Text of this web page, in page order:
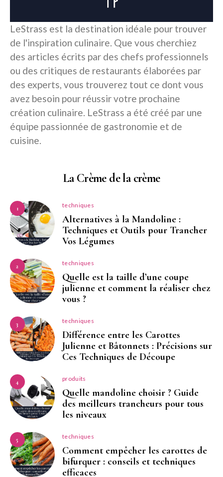
LeStrass est la destination idéale pour trouver
de l'inspiration culinaire. Que vous cherchiez
des articles écrits par des chefs professionnels
ou des critiques de restaurants élaborées par
des experts, vous trouverez tout ce dont vous
avez besoin pour réussir votre prochaine
création culinaire. LeStrass a été créé par une
équipe passionnée de gastronomie et de
cuisine.
La Crème de la crème
1 techniques
Alternatives à la Mandoline :
Techniques et Outils pour Trancher
Vos Légumes
2 techniques
Quelle est la taille d’une coupe
julienne et comment la réaliser chez
vous ?
3 techniques
Différence entre les Carottes
Julienne et Bâtonnets : Précisions sur
Ces Techniques de Découpe
4 produits
Quelle mandoline choisir ? Guide
des meilleurs trancheurs pour tous
les niveaux
5 techniques
Comment empêcher les carottes de
bifurquer : conseils et techniques
efficaces